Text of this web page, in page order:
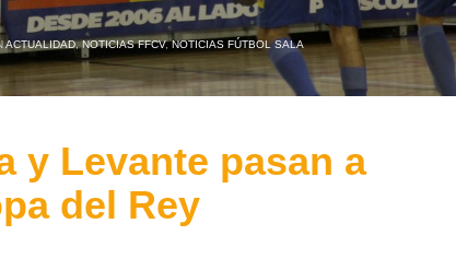
ACTUALIDAD,NOTICIAS FFCV,NOTICIAS FÚTBOL SALA
y Levante pasan a
del Rey